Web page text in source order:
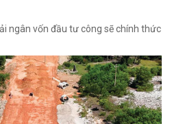
ngân vốn đầu tư công sẽ chính thức